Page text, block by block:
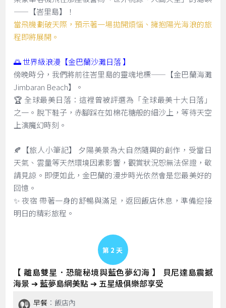
——【峇里島】！
當飛機劃破天際，預示著一場拋開煩惱、擁抱陽光海浪的旅
程即將展開。
🌅 世界級浪漫【金巴蘭沙灘日落 】
傍晚時分，我們將前往峇里島的靈魂地標——【金巴蘭海灘
Jimbaran Beach】。
🏆 全球最美日落：這裡曾被評選為「全球最美十大日落」
之一。脫下鞋子，赤腳踩在如棉花糖般的細沙上，等待天空
上演魔幻時刻。
🍂【旅人小筆記】 夕陽美景為大自然隨興的創作，受當日
天氣、雲量等天然環境因素影響，觀賞狀況恕無法保證，敬
請見諒。即便如此，金巴蘭的漫步時光依然會是您最美好的
回憶。
✨ 夜宿 帶著一身的舒暢與滿足，返回飯店休息，準備迎接
明日的精彩旅程。
Day 2
【 離島雙星．恐龍秘境與藍色夢幻海 】 貝尼達島震撼
海景 ➔ 藍夢島網美點 ➔ 五星級俱樂部享受
早餐 ：飯店內